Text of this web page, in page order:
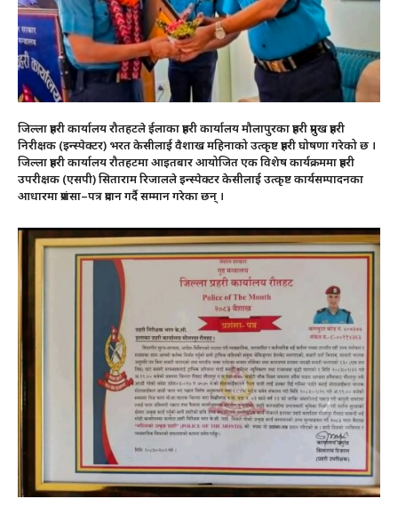
जिल्ला प्रहरी कार्यालय रौतहटले ईलाका प्रहरी कार्यालय मौलापुरका प्रहरी प्रमुख प्रहरी
निरीक्षक (इन्स्पेक्टर) भरत केसीलाई वैशाख महिनाको उत्कृष्ट प्रहरी घोषणा गरेको छ ।
जिल्ला प्रहरी कार्यालय रौतहटमा आइतबार आयोजित एक विशेष कार्यक्रममा प्रहरी
उपरीक्षक (एसपी) सिताराम रिजालले इन्स्पेक्टर केसीलाई उत्कृष्ट कार्यसम्पादनका
आधारमा प्रशंसा–पत्र प्रदान गर्दै सम्मान गरेका छन् ।